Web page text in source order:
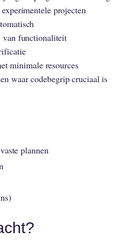
projecten
van functionaliteit
minimale resources
waar codebegrip cruciaal is
plannen